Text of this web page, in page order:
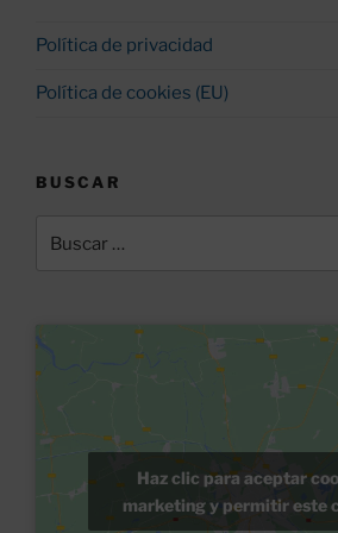
Política de privacidad
Política de cookies (EU)
BUSCAR
Haz clic para aceptar
marketing y permitir este